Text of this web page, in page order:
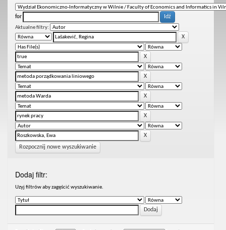
for
Aktualne filtry:
Rozpocznij nowe wyszukiwanie
Dodaj filtr:
Uzyj filtrów aby zagęścić wyszukiwanie.